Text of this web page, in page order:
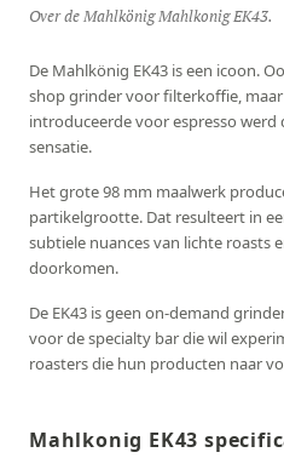
Over de Mahlkönig Mahlkonig EK43.
De Mahlkönig EK43 is een icoon.
shop grinder voor filterkoffie,
introduceerde voor espresso werd
sensatie.
Het grote 98 mm maalwerk
partikelgrootte. Dat resulteert in
subtiele nuances van lichte roasts
doorkomen.
De EK43 is geen on-demand
voor de specialty bar die wil
roasters die hun producten naar
Mahlkonig EK43